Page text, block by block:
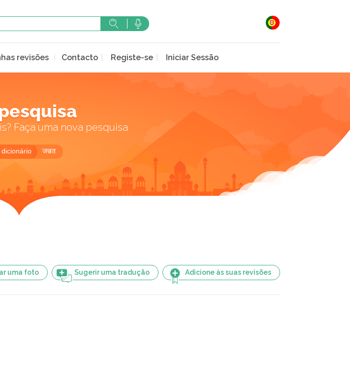
revisões Contacto Registe-se Iniciar Sessão
Faça uma nova pesquisa
dicionário जन्नत
uma foto Sugerir uma tradução Adicione às suas revisões